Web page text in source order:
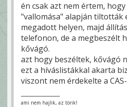
én csak azt nem értem,
"vallomása" alapján tiltották
megadott helyen, majd
telefonon, de a megbeszélt
kővágó.
azt hogy beszéltek, kővágó
ezt a híváslistákkal akarta
viszont nem érdekelte a
ami nem hajlik, az törik!